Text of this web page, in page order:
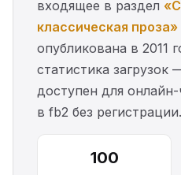
входящее в раздел
классическая проза»
опубликована в 2011
статистика загрузок
доступен для
в fb2 без регистрации.
100